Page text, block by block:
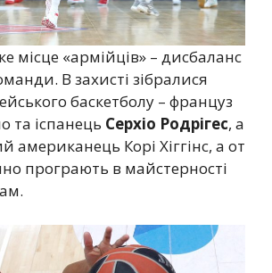
місце «армійців» – дисбаланс
В захисті зібралися
баскетболу – француз
та іспанець Серхіо Родрігес, а
американець Корі Хіггінс, а от
програють в майстерності